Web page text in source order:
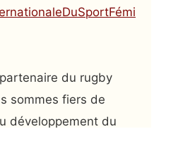
du rugby
sommes fiers de
développement du